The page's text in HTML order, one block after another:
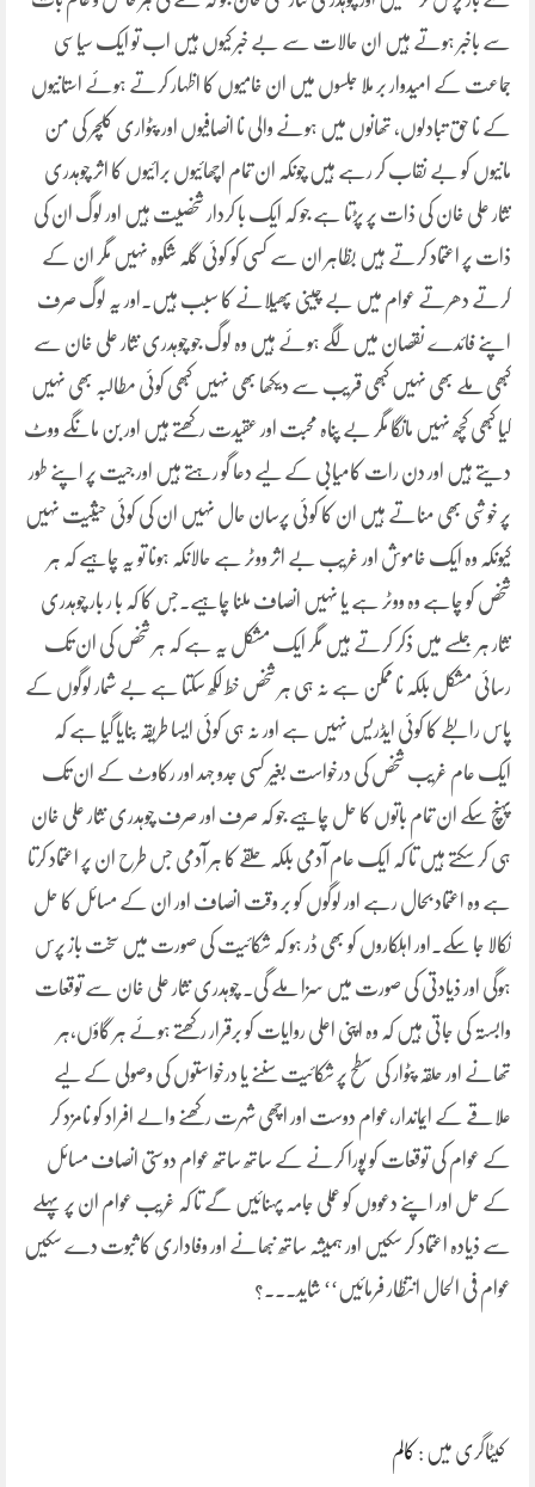
سے باخبر ہوتے ہیں ان حالات سے بے خبر کیوں ہیں اب تو ایک سیاسی
جماعت کے امیدوار بر ملا جلسوں میں ان خامیوں کا اظہار کرتے ہوئے استانیوں
کے نا حق تبادلوں، تھانوں میں ہونے والی نا انصافیوں اور پٹواری کلچر کی من
مانیوں کو بے نقاب کر رہے ہیں چونکہ ان تمام اچھائیوں برائیوں کا اثر چوہدری
نثار علی خان کی ذات پر پڑتا ہے جو کہ ایک با کردار شخصیت ہیں اور لوگ ان کی
ذات پر اعتماد کرتے ہیں بظاہر ان سے کسی کو کوئی گلہ شکوہ نہیں مگر ان کے
کرتے دھرتے عوام میں بے چینی پھیلانے کا سبب ہیں۔اور یہ لوگ صرف
اپنے فائدے نقصان میں لگے ہوئے ہیں وہ لوگ جو چوہدری نثار علی خان سے
کبھی ملے بھی نہیں کبھی قریب سے دیکھا بھی نہیں کبھی کوئی مطالبہ بھی نہیں
کیا کبھی کچھ نہیں مانگا مگر بے پناہ محبت اور عقیدت رکھتے ہیں اور بن مانگے ووٹ
دیتے ہیں اور دن رات کامیابی کے لیے دعا گو رہتے ہیں اور جیت پر اپنے طور
پر خوشی بھی مناتے ہیں ان کا کوئی پرسان حال نہیں ان کی کوئی حیثیت نہیں
کیونکہ وہ ایک خاموش اور غریب بے اثر ووٹر ہے حالانکہ ہونا تو یہ چاہیے کہ ہر
شخص کو چاہے وہ ووٹر ہے یا نہیں انصاف ملنا چاہیے۔جس کا کہ با ر بار چوہدری
نثار ہر جلسے میں ذکر کرتے ہیں مگر ایک مشکل یہ ہے کہ ہر شخص کی ان تک
رسائی مشکل بلکہ نا ممکن ہے نہ ہی ہر شخص خط لکھ سکتا ہے بے شمار لوگوں کے
پاس رابطے کا کوئی ایڈریس نہیں ہے اور نہ ہی کوئی ایسا طریقہ بنایا گیا ہے کہ
ایک عام غریب شخص کی درخواست بغیر کسی جدو جہد اور رکاوٹ کے ان تک
پہنچ سکے ان تمام باتوں کا حل چاہیے جو کہ صرف اور صرف چوہدری نثار علی خان
ہی کر سکتے ہیں تا کہ ایک عام آدمی بلکہ حلقے کا ہر آدمی جس طرح ان پر اعتماد کرتا
ہے وہ اعتماد بحال رہے اور لوگوں کو بر وقت انصاف اور ان کے مسائل کا حل
نکالا جا سکے۔اور اہلکاروں کو بھی ڈر ہو کہ شکائیت کی صورت میں سخت باز پرس
ہوگی اور ذیادتی کی صورت میں سزا ملے گی۔ چوہدری نثار علی خان سے توقعات
وابستہ کی جاتی ہیں کہ وہ اپنی اعلی روایات کو برقرار رکھتے ہوئے ہر گاؤں،ہر
تھانے اور حلقہ پٹوار کی سطح پر شکائیت سننے یا درخواستوں کی وصولی کے لیے
علاقے کے ایماندار،عوام دوست اور اچھی شہرت رکھنے والے افراد کو نامزد کر
کے عوام کی توقعات کو پورا کرنے کے ساتھ ساتھ عوام دوستی انصاف مسائل
کے حل اور اپنے دعووں کو عملی جامہ پہنائیں گے تا کہ غریب عوام ان پر پہلے
سے ذیادہ اعتماد کر سکیں اور ہمیشہ ساتھ نبھانے اور وفاداری کا ثبوت دے سکیں
عوام فی الحال انتظار فرمائیں‘‘ شاید۔۔۔؟
کیٹاگری میں : کالم